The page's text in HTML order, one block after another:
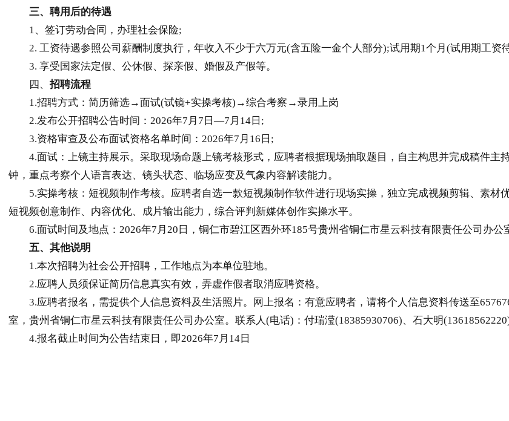
三、聘用后的待遇
1、签订劳动合同，办理社会保险;
2. 工资待遇参照公司薪酬制度执行，年收入不少于六万元(含五险一金个人部分);试用期1个月(试用期工资
3. 享受国家法定假、公休假、探亲假、婚假及产假等。
四、 招聘流程
1.招聘方式：简历筛选→面试(试镜+实操考核)→综合考察→录用上岗
2.发布公开招聘公告时间：2026年7月7日—7月14日;
3.资格审查及公布面试资格名单时间：2026年7月16日;
4.面试：上镜主持展示。采取现场命题上镜考核形式，应聘者根据现场抽取题目，自主构思并完成稿件主
钟，重点考察个人语言表达、镜头状态、临场应变及气象内容解读能力。
5.实操考核：短视频制作考核。应聘者自选一款短视频制作软件进行现场实操，独立完成视频剪辑、素材
短视频创意制作、内容优化、成片输出能力，综合评判新媒体创作实操水平。
6.面试时间及地点：2026年7月20日， 铜仁市碧江区西外环185号贵州 省铜仁市星云科技有限责任公司办公
五、 其他说明
1.本次招聘为社会公开招聘，工作地点为本单位驻地。
2.应聘人员须保证简历信息真实有效，弄虚作假者取消应聘资格。
3.应聘者报名，需提供个人信息资料及生活照片。网上报名：有意应聘者，请将个人信息资料传送至
室， 贵州 省铜仁市星云科技有限责任公司办公室。联系人(电话)：付瑞滢(18385930706)、石大明
4.报名截止时间为公告结束日，即2026年7月14日